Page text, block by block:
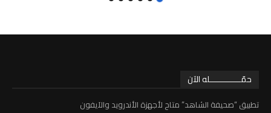
حمّـــــــــــــله الآن
تطبيق “صحيفة الشاهد” متاح لأجهزة الأندرويد والآيفون